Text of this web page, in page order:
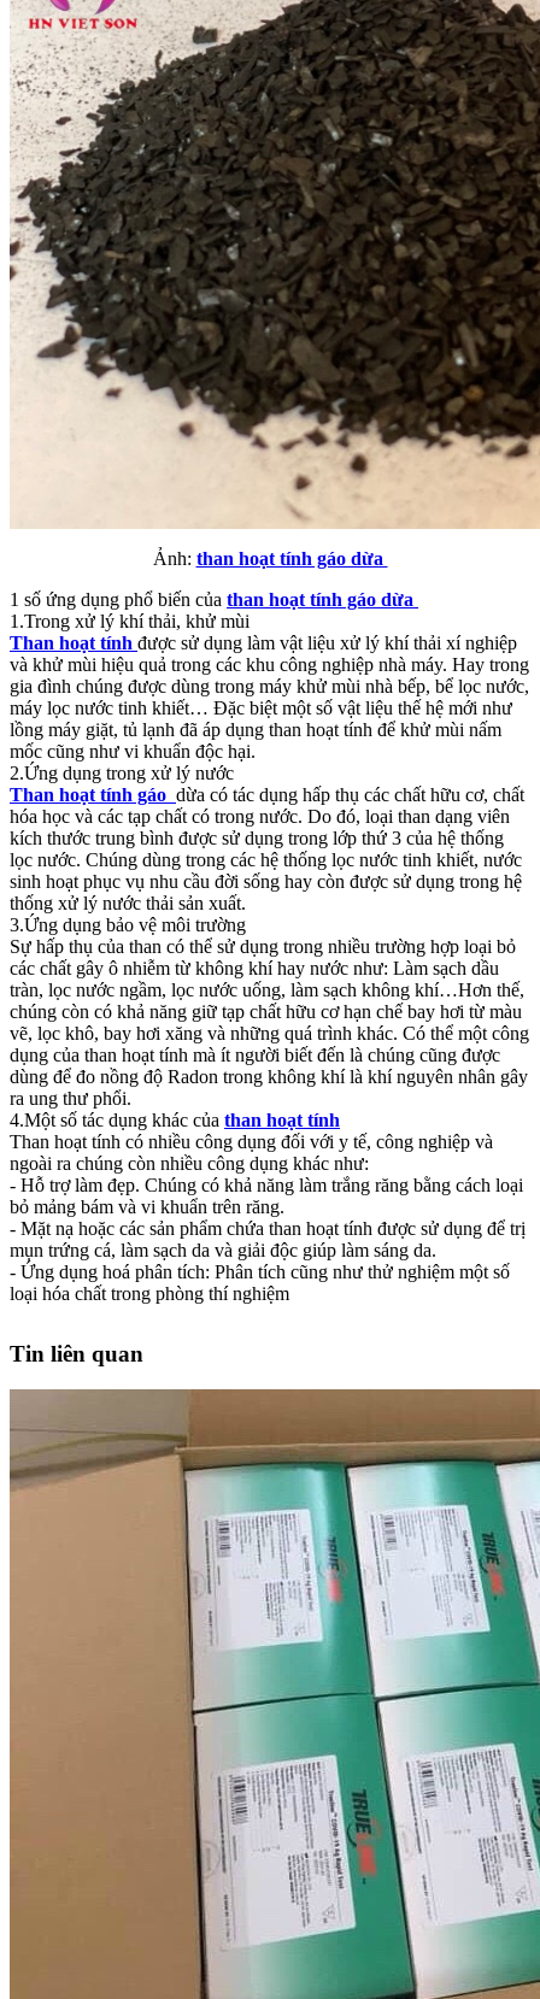
Ảnh: than hoạt tính gáo dừa
1 số ứng dụng phổ biến của than hoạt tính gáo dừa
1.Trong xử lý khí thải, khử mùi
Than hoạt tính được sử dụng làm vật liệu xử lý khí thải xí nghiệp
và khử mùi hiệu quả trong các khu công nghiệp nhà máy. Hay trong
gia đình chúng được dùng trong máy khử mùi nhà bếp, bể lọc nước,
máy lọc nước tinh khiết… Đặc biệt một số vật liệu thế hệ mới như
lồng máy giặt, tủ lạnh đã áp dụng than hoạt tính để khử mùi nấm
mốc cũng như vi khuẩn độc hại.
2.Ứng dụng trong xử lý nước
Than hoạt tính gáo dừa có tác dụng hấp thụ các chất hữu cơ, chất
hóa học và các tạp chất có trong nước. Do đó, loại than dạng viên
kích thước trung bình được sử dụng trong lớp thứ 3 của hệ thống
lọc nước. Chúng dùng trong các hệ thống lọc nước tinh khiết, nước
sinh hoạt phục vụ nhu cầu đời sống hay còn được sử dụng trong hệ
thống xử lý nước thải sản xuất.
3.Ứng dụng bảo vệ môi trường
Sự hấp thụ của than có thể sử dụng trong nhiều trường hợp loại bỏ
các chất gây ô nhiễm từ không khí hay nước như: Làm sạch dầu
tràn, lọc nước ngầm, lọc nước uống, làm sạch không khí…Hơn thế,
chúng còn có khả năng giữ tạp chất hữu cơ hạn chế bay hơi từ màu
vẽ, lọc khô, bay hơi xăng và những quá trình khác. Có thể một công
dụng của than hoạt tính mà ít người biết đến là chúng cũng được
dùng để đo nồng độ Radon trong không khí là khí nguyên nhân gây
ra ung thư phổi.
4.Một số tác dụng khác của than hoạt tính
Than hoạt tính có nhiều công dụng đối với y tế, công nghiệp và
ngoài ra chúng còn nhiều công dụng khác như:
- Hỗ trợ làm đẹp. Chúng có khả năng làm trắng răng bằng cách loại
bỏ mảng bám và vi khuẩn trên răng.
- Mặt nạ hoặc các sản phẩm chứa than hoạt tính được sử dụng để trị
mụn trứng cá, làm sạch da và giải độc giúp làm sáng da.
- Ứng dụng hoá phân tích: Phân tích cũng như thử nghiệm một số
loại hóa chất trong phòng thí nghiệm
Tin liên quan